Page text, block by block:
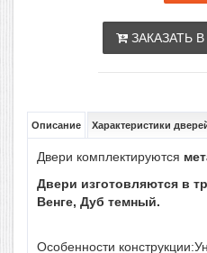
ЗАКАЗАТЬ
Описание Характеристики
Двери комплектируются
Двери изготовляются в
Венге, Дуб темный.
Особенности